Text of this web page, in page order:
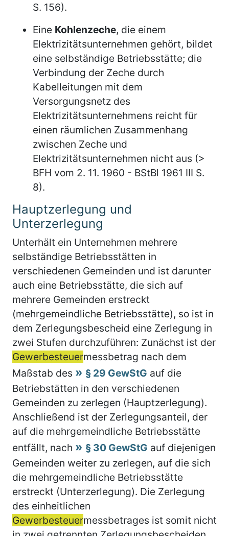
S. 156).
Eine Kohlenzeche, die einem
Elektrizitätsunternehmen gehört, bildet
eine selbständige Betriebsstätte; die
Verbindung der Zeche durch
Kabelleitungen mit dem
Versorgungsnetz des
Elektrizitätsunternehmens reicht für
einen räumlichen Zusammenhang
zwischen Zeche und
Elektrizitätsunternehmen nicht aus (>
BFH vom 2. 11. 1960 - BStBl 1961 III S.
8).
Hauptzerlegung und
Unterzerlegung
Unterhält ein Unternehmen mehrere
selbständige Betriebsstätten in
verschiedenen Gemeinden und ist darunter
auch eine Betriebsstätte, die sich auf
mehrere Gemeinden erstreckt
(mehrgemeindliche Betriebsstätte), so ist in
dem Zerlegungsbescheid eine Zerlegung in
zwei Stufen durchzuführen: Zunächst ist der
Gewerbesteuermessbetrag nach dem
Maßstab des
§ 29 GewStG auf die
Betriebstätten in den verschiedenen
Gemeinden zu zerlegen (Hauptzerlegung).
Anschließend ist der Zerlegungsanteil, der
auf die mehrgemeindliche Betriebsstätte
entfällt, nach
§ 30 GewStG auf diejenigen
Gemeinden weiter zu zerlegen, auf die sich
die mehrgemeindliche Betriebsstätte
erstreckt (Unterzerlegung). Die Zerlegung
des einheitlichen
Gewerbesteuermessbetrages ist somit nicht